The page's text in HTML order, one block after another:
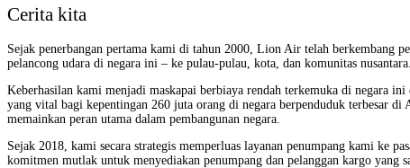
Cerita kita
Sejak penerbangan pertama kami di tahun 2000, Lion Air telah berkembang
pelancong udara di negara ini – ke pulau-pulau, kota, dan komunitas
Keberhasilan kami menjadi maskapai berbiaya rendah terkemuka di negara
yang vital bagi kepentingan 260 juta orang di negara berpenduduk terbesar
memainkan peran utama dalam pembangunan negara.
Sejak 2018, kami secara strategis memperluas layanan penumpang kami ke
komitmen mutlak untuk menyediakan penumpang dan pelanggan kargo yang